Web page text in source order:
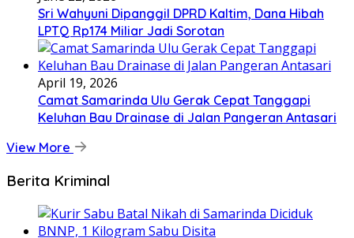
Sri Wahyuni Dipanggil DPRD Kaltim, Dana Hibah
LPTQ Rp174 Miliar Jadi Sorotan
April 19, 2026
Camat Samarinda Ulu Gerak Cepat Tanggapi
Keluhan Bau Drainase di Jalan Pangeran Antasari
View More
Berita Kriminal